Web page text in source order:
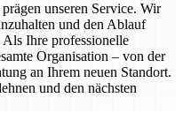
unseren Service. Wir
und den Ablauf
Ihre professionelle
Organisation – von der
an Ihrem neuen Standort.
und den nächsten